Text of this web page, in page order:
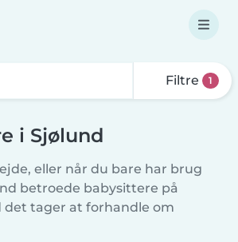
Filtre 1
i Sjølund
eller når du bare har brug
betroede babysittere på
det tager at forhandle om